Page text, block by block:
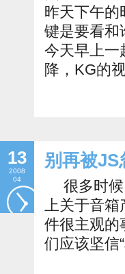
昨天下午的
键是要看和
今天早上一
降，KG的
13
2008
04
别再被JS
很多时
上关于音箱
件很主观的
们应该坚信“